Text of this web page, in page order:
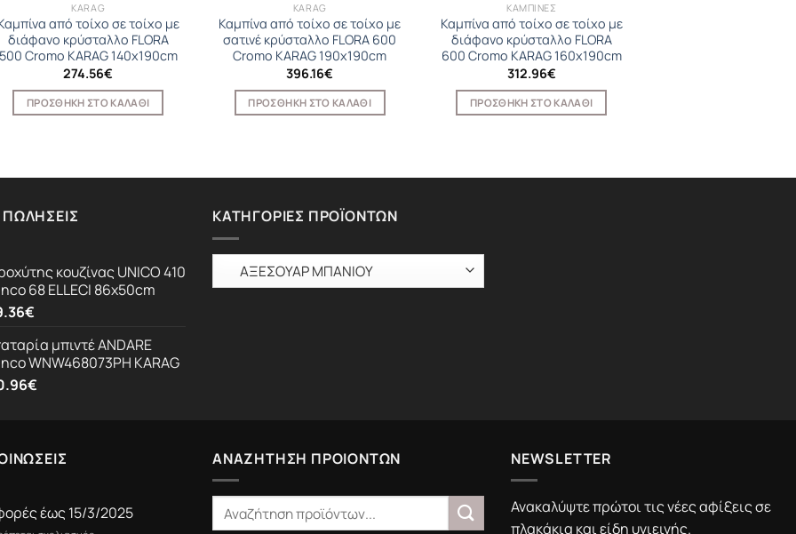
KARAG
από τοίχο σε τοίχο με
διάφανο κρύσταλλο FLORA
500 Cromo KARAG 140x190cm
274.56€
ΠΡΟΣΘΉΚΗ ΣΤΟ ΚΑΛΆΘΙ
KARAG
Καμπίνα από τοίχο σε τοίχο με
σατινέ κρύσταλλο FLORA 600
Cromo KARAG 190x190cm
396.16€
ΠΡΟΣΘΉΚΗ ΣΤΟ ΚΑΛΆΘΙ
ΚΑΜΠΙΝΕΣ
Καμπίνα από τοίχο σε τοίχο με
διάφανο κρύσταλλο FLORA
600 Cromo KARAG 160x190cm
312.96€
ΠΡΟΣΘΉΚΗ ΣΤΟ ΚΑΛΆΘΙ
κουζίνας UNICO 410
68 ELLECI 86x50cm
€
μπιντέ ANDARE
WNW468073PH KARAG
€
ΚΑΤΗΓΟΡΊΕΣ ΠΡΟΪΌΝΤΩΝ
έως 15/3/2025
ΑΝΑΖΗΤΗΣΗ ΠΡΟΙΟΝΤΩΝ NEWSLETTER
Ανακαλύψτε πρώτοι τις νέες αφίξεις σε
πλακάκια και είδη υγιεινής.